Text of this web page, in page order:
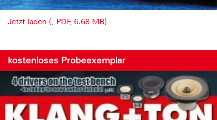
Jetzt laden (, PDF, 6.68 MB)
kostenloses Probeexemplar